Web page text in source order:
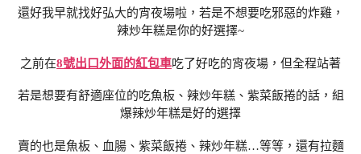
還好我早就找好弘大的宵夜場啦，若是不想要吃邪惡的炸雞，
辣炒年糕是你的好選擇~
之前在8號出口外面的紅包車吃了好吃的宵夜場，但全程站著
若是想要有舒適座位的吃魚板、辣炒年糕、紫菜飯捲的話，組
爆辣炒年糕是好的選擇
賣的也是魚板、血腸、紫菜飯捲、辣炒年糕…等等，還有拉麵